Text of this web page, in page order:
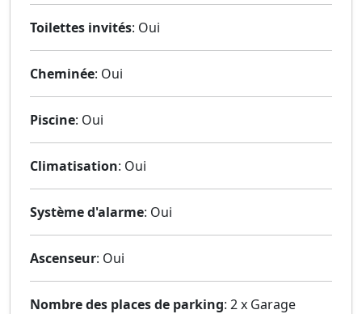
Toilettes invités: Oui
Cheminée: Oui
Piscine: Oui
Climatisation: Oui
Système d'alarme: Oui
Ascenseur: Oui
Nombre des places de parking: 2 x Garage